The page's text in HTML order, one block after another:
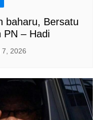
baharu, Bersatu
PN – Hadi
7, 2026